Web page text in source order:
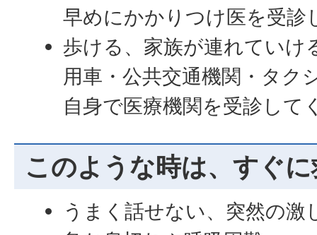
早めにかかりつけ医を受診
歩ける、家族が連れていけ
用車・公共交通機関・タク
自身で医療機関を受診して
このような時は、すぐ
うまく話せない、突然の激